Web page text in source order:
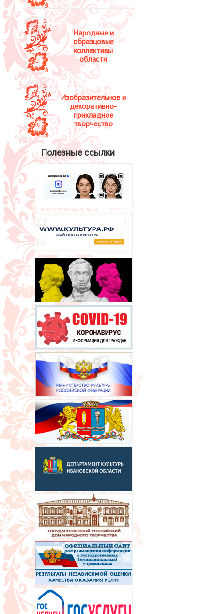
Народные и
образцовые
коллективы
области
Изобразительное и
декоративно-
прикладное
творчество
Полезные ссылки